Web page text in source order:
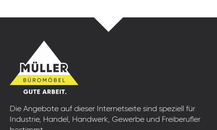
Die Angebote auf dieser Internetseite sind speziell für
Industrie, Handel, Handwerk, Gewerbe und Freiberufler